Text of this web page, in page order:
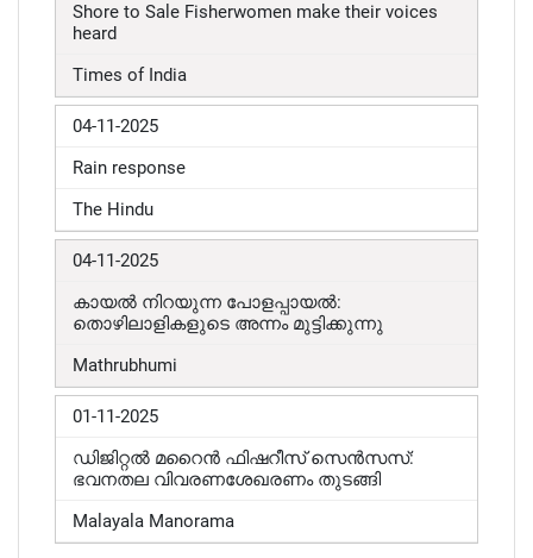
Shore to Sale Fisherwomen make their voices
heard
Times of India
04-11-2025
Rain response
The Hindu
04-11-2025
കായൽ നിറയുന്ന പോളപ്പായൽ:
തൊഴിലാളികളുടെ അന്നം മുട്ടിക്കുന്നു
Mathrubhumi
01-11-2025
ഡിജിറ്റൽ മറൈൻ ഫിഷറീസ് സെൻസസ്:
ഭവനതല വിവരണശേഖരണം തുടങ്ങി
Malayala Manorama